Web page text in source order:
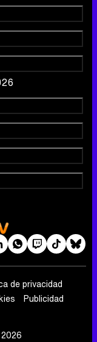
de privacidad
Publicidad